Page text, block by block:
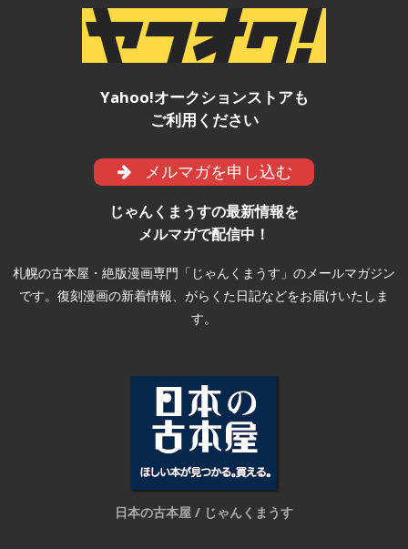
Yahoo!オークションストアも
ご利用ください
メルマガを申し込む
じゃんくまうすの最新情報を
メルマガで配信中！
札幌の古本屋・絶版漫画専門「じゃんくまうす」のメールマガジン
です。復刻漫画の新着情報、がらくた日記などをお届けいたしま
す。
日本の古本屋 / じゃんくまうす